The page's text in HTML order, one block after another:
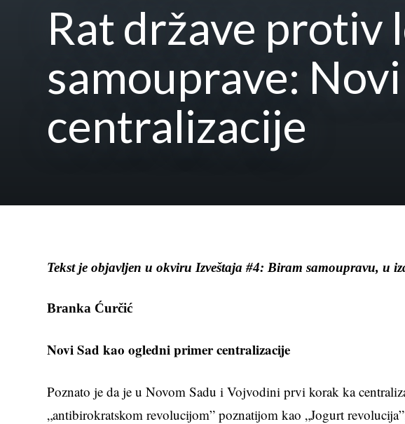
Rat države protiv
samouprave:
centralizacije
Tekst je objavljen u okviru Izveštaja #4: Biram samoupravu, u
Branka Ćurčić
Novi Sad kao ogledni primer centralizacije
Poznato je da je u Novom Sadu i Vojvodini prvi korak ka
„antibirokratskom revolucijom” poznatijom kao „Jogurt